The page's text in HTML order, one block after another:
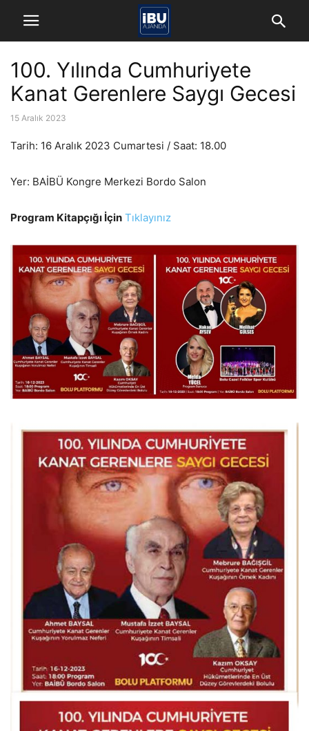
100. Yılında Cumhuriyete
Kanat Gerenlere Saygı Gecesi
15 Aralık 2023
Tarih: 16 Aralık 2023 Cumartesi / Saat: 18.00
Yer: BAİBÜ Kongre Merkezi Bordo Salon
Program Kitapçığı İçin Tıklayınız